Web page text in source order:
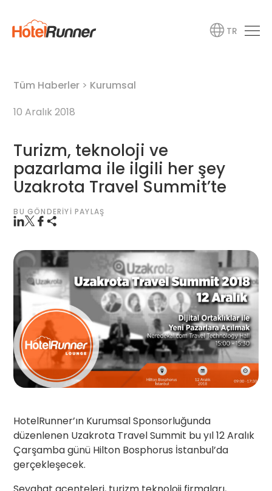
TR
Tüm Haberler > Kurumsal
10 Aralık 2018
Turizm, teknoloji ve
pazarlama ile ilgili her şey
Uzakrota Travel Summit’te
BU GÖNDERIYI PAYLAŞ
HotelRunner’ın Kurumsal Sponsorluğunda
düzenlenen Uzakrota Travel Summit bu yıl 12 Aralık
Çarşamba günü Hilton Bosphorus İstanbul’da
gerçekleşecek.